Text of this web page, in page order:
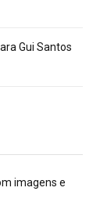
Gui Santos
imagens e